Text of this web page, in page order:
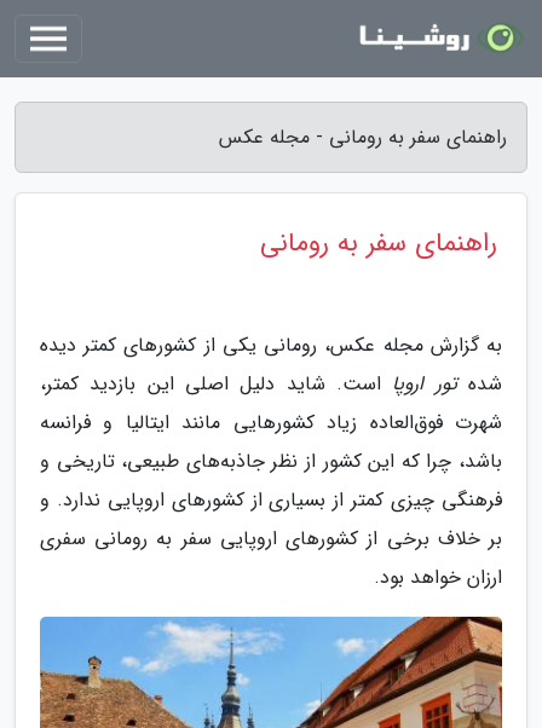
راهنمای سفر به رومانی - مجله عکس
راهنمای سفر به رومانی
به گزارش مجله عکس، رومانی یکی از کشورهای کمتر دیده
شدهتور اروپا است. شاید دلیل اصلی این بازدید کمتر،
شهرت فوق‌العاده زیاد کشورهایی مانند ایتالیا و فرانسه
باشد، چرا که این کشور از نظر جاذبه‌های طبیعی، تاریخی و
فرهنگی چیزی کمتر از بسیاری از کشورهای اروپایی ندارد. و
بر خلاف برخی از کشورهای اروپایی سفر به رومانی سفری
ارزان خواهد بود.